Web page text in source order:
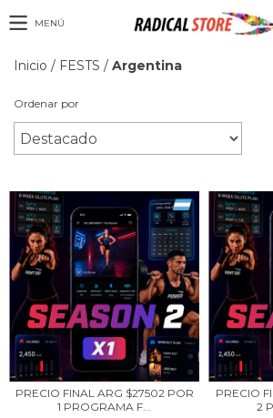
MENÚ
Inicio / FESTS / Argentina
Ordenar por
PRECIO FINAL ARG $27502 POR
1 PROGRAMA F...
PRECIO
2